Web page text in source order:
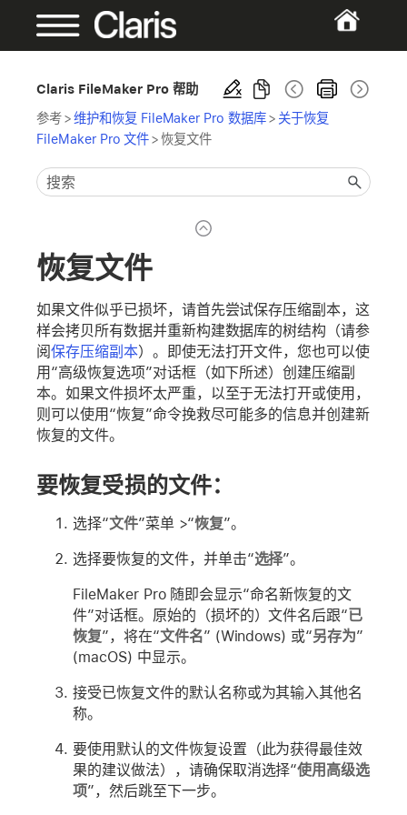
Claris FileMaker Pro 帮助
参考>维护和恢复 FileMaker Pro 数据库> 关于恢复
FileMaker Pro 文件>恢复文件
恢复文件
如果文件似乎已损坏，请首先尝试保存压缩副本，这
样会拷贝所有数据并重新构建数据库的树结构（请参
阅保存压缩副本）。即使无法打开文件，您也可以使
用“高级恢复选项”对话框（如下所述）创建压缩副
本。如果文件损坏太严重，以至于无法打开或使用，
则可以使用“恢复”命令挽救尽可能多的信息并创建新
恢复的文件。
要恢复受损的文件：
选择“文件”菜单 >“恢复”。
选择要恢复的文件，并单击“选择”。
FileMaker Pro 随即会显示“命名新恢复的文
件”对话框。原始的（损坏的）文件名后跟“已
恢复”，将在“文件名” (Windows) 或“另存为”
(macOS) 中显示。
接受已恢复文件的默认名称或为其输入其他名
称。
要使用默认的文件恢复设置（此为获得最佳效
果的建议做法），请确保取消选择“使用高级选
项”，然后跳至下一步。